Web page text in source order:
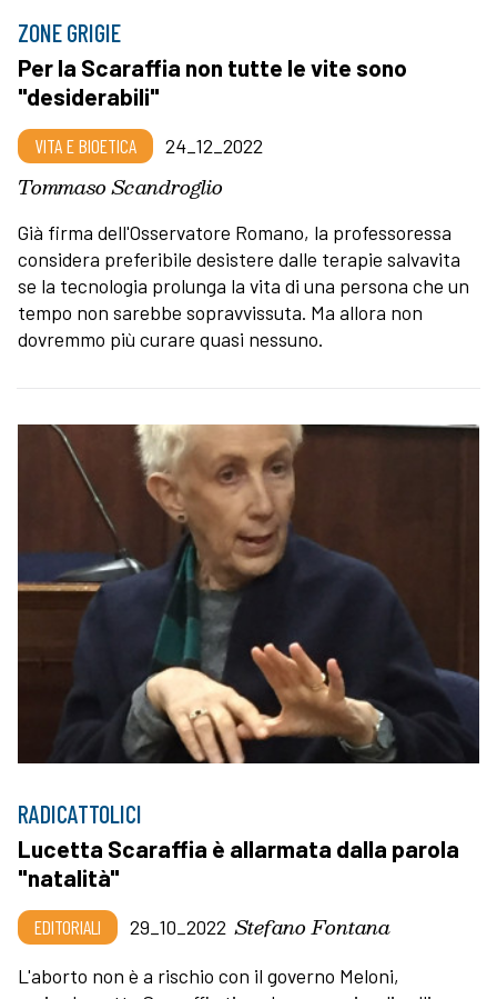
ZONE GRIGIE
Per la Scaraffia non tutte le vite sono
"desiderabili"
VITA E BIOETICA 24_12_2022
Tommaso Scandroglio
Già firma dell'Osservatore Romano, la professoressa
considera preferibile desistere dalle terapie salvavita
se la tecnologia prolunga la vita di una persona che un
tempo non sarebbe sopravvissuta. Ma allora non
dovremmo più curare quasi nessuno.
RADICATTOLICI
Lucetta Scaraffia è allarmata dalla parola
"natalità"
EDITORIALI 29_10_2022 Stefano Fontana
L'aborto non è a rischio con il governo Meloni,